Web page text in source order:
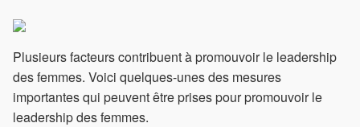
Plusieurs facteurs contribuent à promouvoir le leadership
des femmes. Voici quelques-unes des mesures
importantes qui peuvent être prises pour promouvoir le
leadership des femmes.